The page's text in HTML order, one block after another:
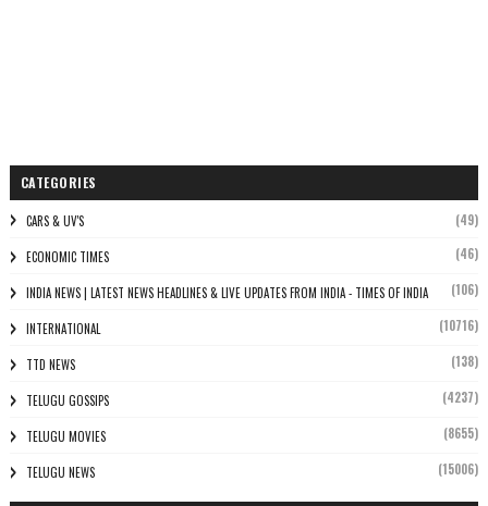
CATEGORIES
CARS & UV'S (49)
ECONOMIC TIMES (46)
INDIA NEWS | LATEST NEWS HEADLINES & LIVE UPDATES FROM INDIA - TIMES OF INDIA (106)
INTERNATIONAL (10716)
TTD NEWS (138)
TELUGU GOSSIPS (4237)
TELUGU MOVIES (8655)
TELUGU NEWS (15006)